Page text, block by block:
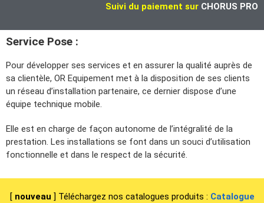
Suivi du paiement sur CHORUS PRO
Service Pose :
Pour développer ses services et en assurer la qualité auprès de
sa clientèle, OR Equipement met à la disposition de ses clients
un réseau d’installation partenaire, ce dernier dispose d’une
équipe technique mobile.
Elle est en charge de façon autonome de l’intégralité de la
prestation. Les installations se font dans un souci d’utilisation
fonctionnelle et dans le respect de la sécurité.
[ nouveau ] Téléchargez nos catalogues produits : Catalogue